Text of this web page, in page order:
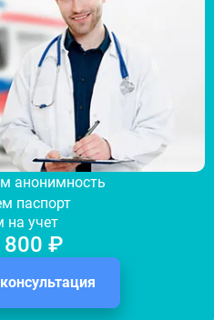
анонимность
паспорт
на учет
800 ₽